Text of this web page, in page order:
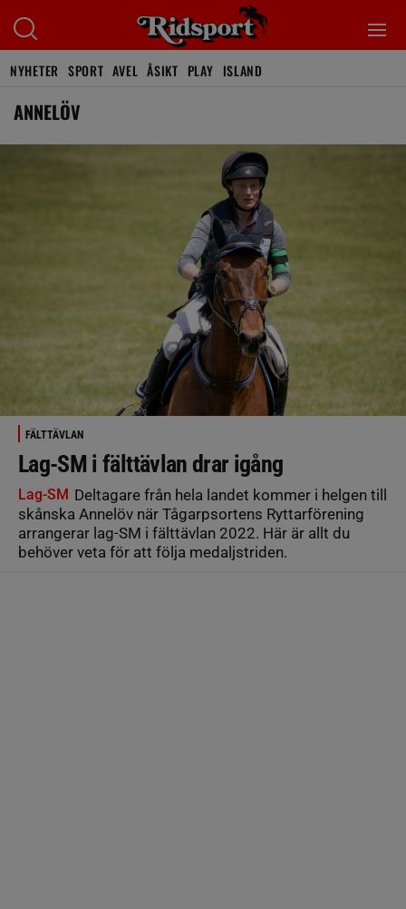
NYHETER SPORT AVEL ÅSIKT PLAY ISLAND
ANNELÖV
FÄLTTÄVLAN
Lag-SM i fälttävlan drar igång
Lag-SM Deltagare från hela landet kommer i helgen till
skånska Annelöv när Tågarpsortens Ryttarförening
arrangerar lag-SM i fälttävlan 2022. Här är allt du
behöver veta för att följa medaljstriden.